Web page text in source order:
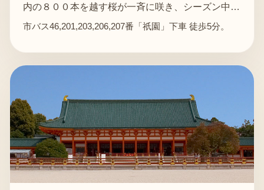
内の８００本を越す桜が一斉に咲き、シーズン中…
市バス46,201,203,206,207番「祇園」下車 徒歩5分。